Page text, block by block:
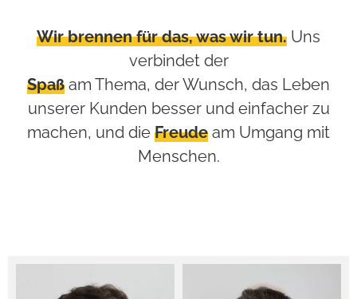
Wir brennen für das, was wir tun. Uns
verbindet der
Spaß am Thema, der Wunsch, das Leben
unserer Kunden besser und einfacher zu
machen, und die Freude am Umgang mit
Menschen.